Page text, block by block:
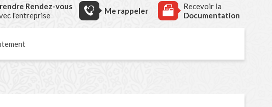
Rendez-vous
l'entreprise
Me rappeler
Recevoir la
Documentation